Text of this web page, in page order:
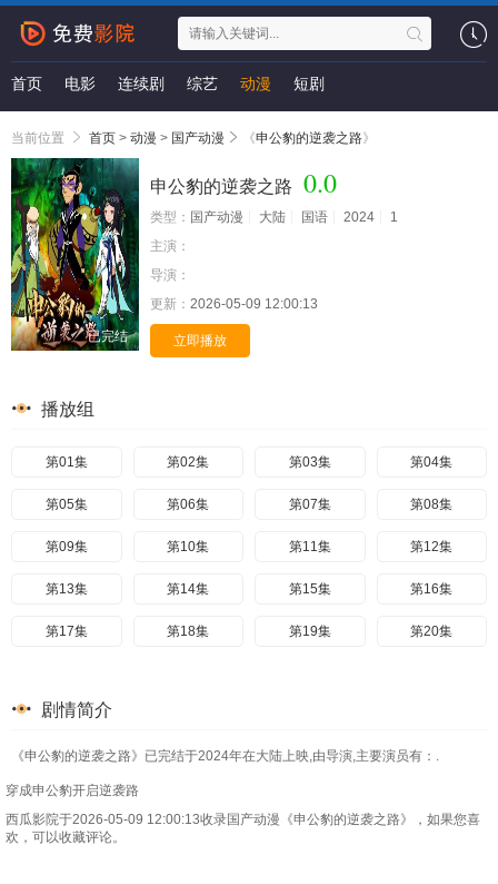
首页 电影 连续剧 综艺 动漫 短剧
当前位置 首页 > 动漫 > 国产动漫 《申公豹的逆袭之路》
已完结
申公豹的逆袭之路 0.0
类型： 国产动漫 大陆 国语 2024
1
主演：
导演：
更新： 2026-05-09 12:00:13
立即播放
播放组
第01集 第02集 第03集 第04集
第05集 第06集 第07集 第08集
第09集 第10集 第11集 第12集
第13集 第14集 第15集 第16集
第17集 第18集 第19集 第20集
剧情简介
《申公豹的逆袭之路》已完结于2024年在大陆上映,由导演,主要演员有：.
穿成申公豹开启逆袭路
西瓜影院于2026-05-09 12:00:13收录国产动漫《申公豹的逆袭之路》，如果您喜
欢，可以收藏评论。